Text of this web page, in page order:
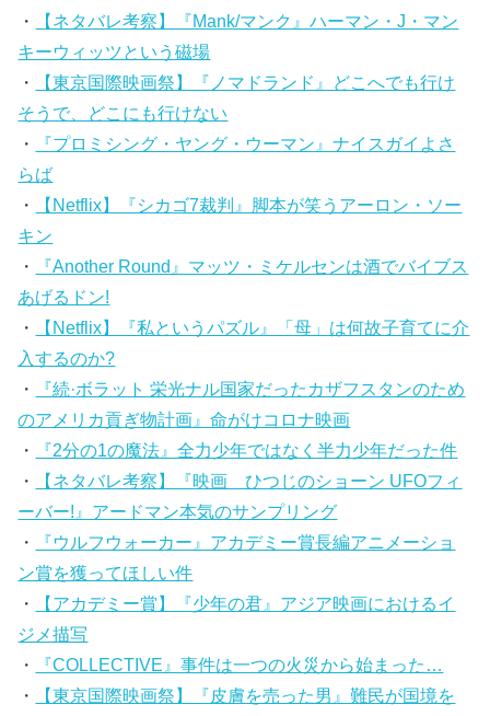
・
【ネタバレ考察】『Mank/マンク』ハーマン・J・マン
キーウィッツという磁場
・
【東京国際映画祭】『ノマドランド』どこへでも行け
そうで、どこにも行けない
・
『プロミシング・ヤング・ウーマン』ナイスガイよさ
らば
・
【Netflix】『シカゴ7裁判』脚本が笑うアーロン・ソー
キン
・
『Another Round』マッツ・ミケルセンは酒でバイブス
あげるドン!
・
【Netflix】『私というパズル』「母」は何故子育てに介
入するのか?
・
『続·ボラット 栄光ナル国家だったカザフスタンのため
のアメリカ貢ぎ物計画』命がけコロナ映画
・
『2分の1の魔法』全力少年ではなく半力少年だった件
・
【ネタバレ考察】『映画 ひつじのショーン UFOフィ
ーバー!』アードマン本気のサンプリング
・
『ウルフウォーカー』アカデミー賞長編アニメーショ
ン賞を獲ってほしい件
・
【アカデミー賞】『少年の君』アジア映画におけるイ
ジメ描写
・
『COLLECTIVE』事件は一つの火災から始まった…
・
【東京国際映画祭】『皮膚を売った男』難民が国境を